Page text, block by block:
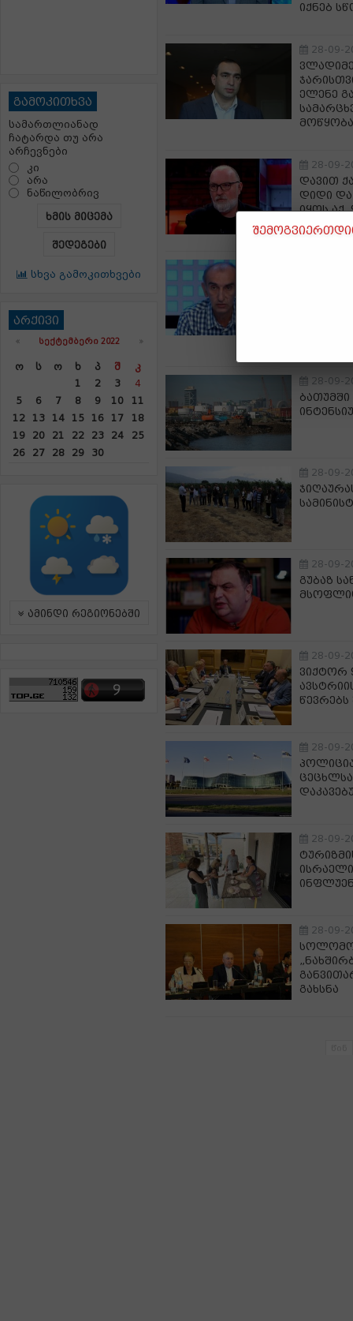
გამოკითხვა
სამართლიანად
ჩატარდა თუ არა
არჩევნები
კი
არა
ნაწილობრივ
ხმის მიცემა
შედეგები
სხვა გამოკითხვები
არქივი
« ᲡᲔᲥᲢᲔᲛᲑᲔᲠᲘ 2022 »
Ო Ს Ო Ხ Პ Შ
Კ
1
2 3
4
5
6 7 8 9 10
11
12
13 14 15 16 17
18
19
20 21 22 23 24
25
26
27 28 29 30
ამინდი რეგიონებში
იქნებ
28-09-
ელენე
28-09-
დავით
დიდი და
იყოს
რუბლი
28-09-
28-09-
28-09-
გუბაზ
28-09-
ვიქტორ
წევრებს
28-09-
28-09-
28-09-
გახსნა